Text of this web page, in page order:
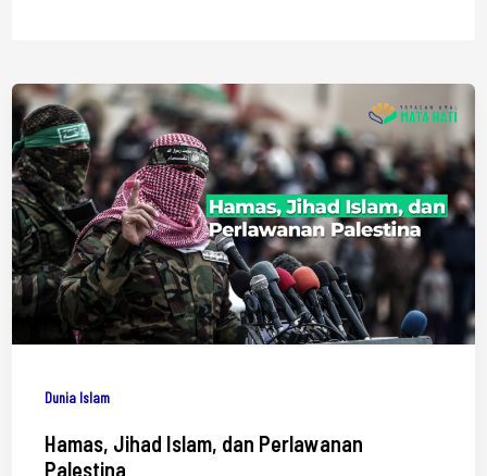
Dunia Islam
Hamas, Jihad Islam, dan Perlawanan
Palestina